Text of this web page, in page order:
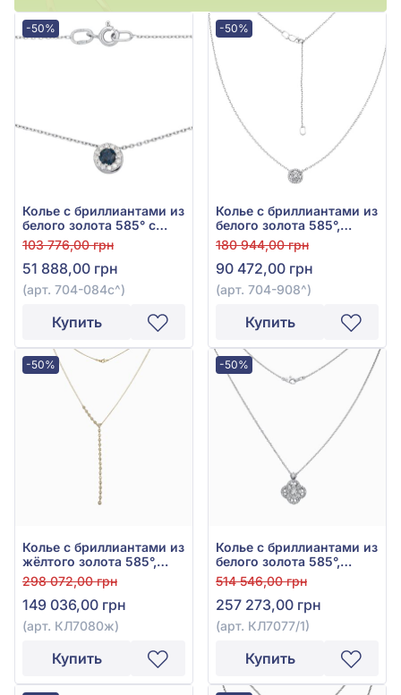
-50%
Колье с бриллиантами из
белого золота 585° с
синим сапфиром 0,29ct
и бриллиантом 0,13ct,
арт. 704-084с
103 776,00 грн
51 888,00 грн
(арт. 704-084с^)
Купить
-50%
Колье с бриллиантами из
белого золота 585°,
бриллиант 0,22ct, арт.
704-908
180 944,00 грн
90 472,00 грн
(арт. 704-908^)
Купить
-50%
Колье с бриллиантами из
жёлтого золота 585°,
Бриллиант 1,33ct, арт.
КЛ7080ж
298 072,00 грн
149 036,00 грн
(арт. КЛ7080ж)
Купить
-50%
Колье с бриллиантами из
белого золота 585°,
бриллиант 2,17ct, арт.
КЛ7077/1
514 546,00 грн
257 273,00 грн
(арт. КЛ7077/1)
Купить